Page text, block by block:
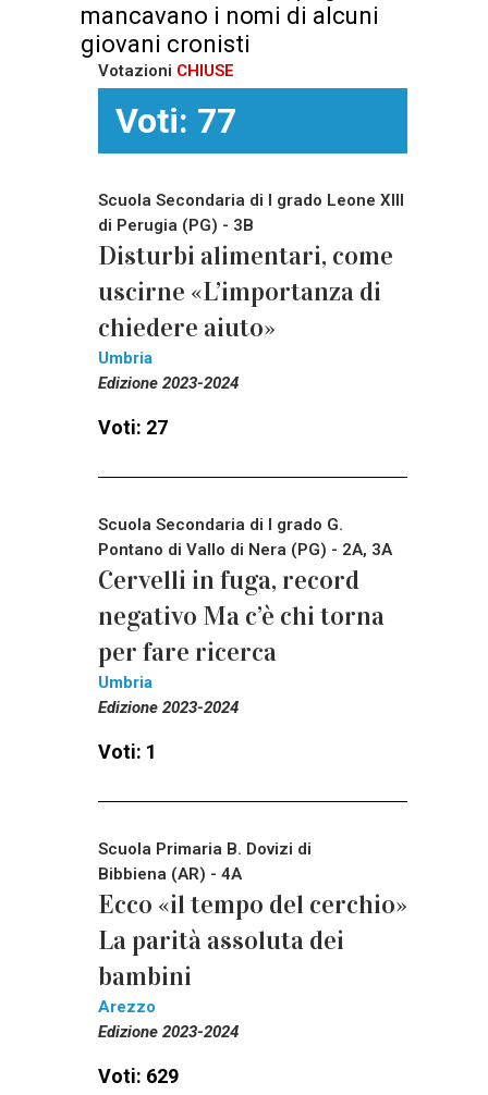
mancavano i nomi di alcuni
giovani cronisti
Votazioni CHIUSE
Voti: 77
Scuola Secondaria di I grado Leone XIII
di Perugia (PG) - 3B
Disturbi alimentari, come
uscirne «L’importanza di
chiedere aiuto»
Umbria
Edizione 2023-2024
Voti: 27
Scuola Secondaria di I grado G.
Pontano di Vallo di Nera (PG) - 2A, 3A
Cervelli in fuga, record
negativo Ma c’è chi torna
per fare ricerca
Umbria
Edizione 2023-2024
Voti: 1
Scuola Primaria B. Dovizi di
Bibbiena (AR) - 4A
Ecco «il tempo del cerchio»
La parità assoluta dei
bambini
Arezzo
Edizione 2023-2024
Voti: 629